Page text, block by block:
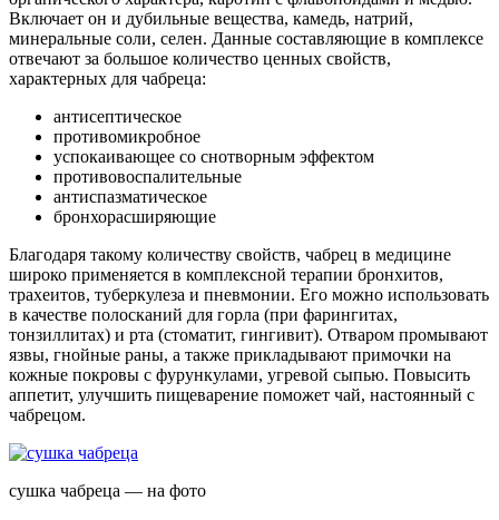
Включает он и дубильные вещества, камедь, натрий,
минеральные соли, селен. Данные составляющие в комплексе
отвечают за большое количество ценных свойств,
характерных для чабреца:
антисептическое
противомикробное
успокаивающее со снотворным эффектом
противовоспалительные
антиспазматическое
бронхорасширяющие
Благодаря такому количеству свойств, чабрец в медицине
широко применяется в комплексной терапии бронхитов,
трахеитов, туберкулеза и пневмонии. Его можно использовать
в качестве полосканий для горла (при фарингитах,
тонзиллитах) и рта (стоматит, гингивит). Отваром промывают
язвы, гнойные раны, а также прикладывают примочки на
кожные покровы с фурункулами, угревой сыпью. Повысить
аппетит, улучшить пищеварение поможет чай, настоянный с
чабрецом.
сушка чабреца — на фото